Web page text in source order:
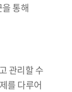
통해
관리할 수
를 다루어